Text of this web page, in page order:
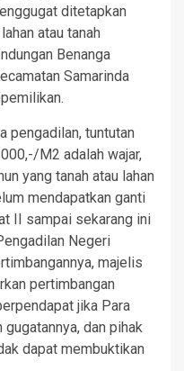
ditetapkan
atau tanah
Benanga
Samarinda
pengadilan, tuntutan
M2 adalah wajar,
yang tanah atau lahan
mendapatkan ganti
II sampai sekarang ini
Negeri
majelis
pertimbangan
jika Para
dan pihak
dapat membuktikan